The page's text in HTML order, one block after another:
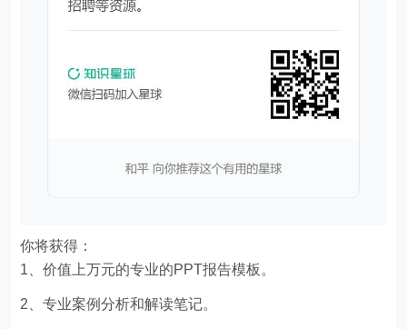
你将获得：
1、价值上万元的专业的PPT报告模板。
2、专业案例分析和解读笔记。